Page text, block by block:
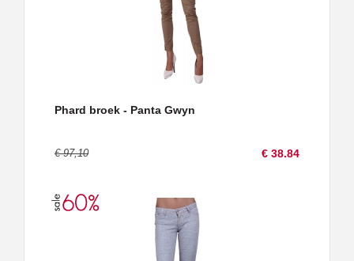
Phard broek - Panta Gwyn
€ 97,10 € 38.84